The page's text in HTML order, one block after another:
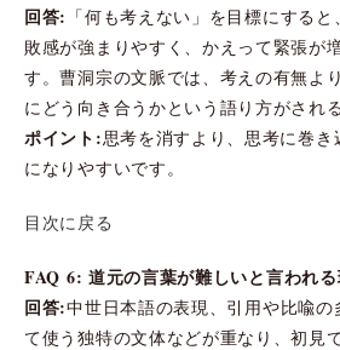
回答: 「何も考えない」を目標にする
敗感が強まりやすく、かえって緊張が
す。曹洞宗の文脈では、考えの有無よ
にどう向き合うかという語り方がされ
ポイント:思考を消すより、思考に巻
になりやすいです。
目次に戻る
FAQ 6: 道元の言葉が難しいと言われ
回答:中世日本語の表現、引用や比喩の
て使う独特の文体などが重なり、初見